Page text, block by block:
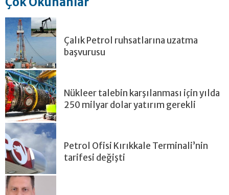
Çalık Petrol ruhsatlarına uzatma
başvurusu
Nükleer talebin karşılanması için yılda
250 milyar dolar yatırım gerekli
Petrol Ofisi Kırıkkale Terminali’nin
tarifesi değişti